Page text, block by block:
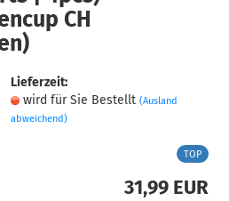
CH
Lieferzeit:
wird für Sie Bestellt (Ausland
abweichend)
TOP
31,99 EUR